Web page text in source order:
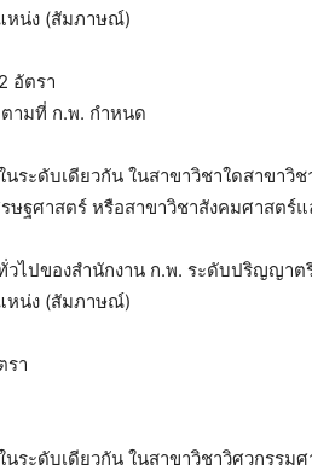
หน่ง (สัมภาษณ์)
อัตรา
ตามที่ ก.พ. กำหนด
ะดับเดียวกัน ในสาขาวิชาใดสาขาวิช
ฐศาสตร์ หรือสาขาวิชาสังคมศาสตร์
ไปของสำนักงาน ก.พ. ระดับปริญญาต
หน่ง (สัมภาษณ์)
รา
ะดับเดียวกัน ในสาขาวิชาวิศวกรรมศ